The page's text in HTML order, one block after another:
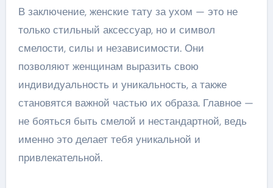
В заключение, женские тату за ухом — это не
только стильный аксессуар, но и символ
смелости, силы и независимости. Они
позволяют женщинам выразить свою
индивидуальность и уникальность, а также
становятся важной частью их образа. Главное —
не бояться быть смелой и нестандартной, ведь
именно это делает тебя уникальной и
привлекательной.